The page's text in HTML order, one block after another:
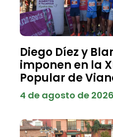
Diego Díez y
imponen en la
Popular de
4 de agosto de 2026